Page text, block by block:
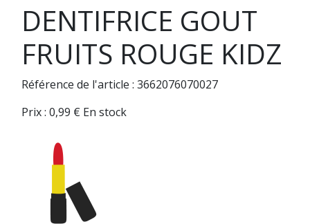
DENTIFRICE GOUT
FRUITS ROUGE KIDZ
Référence de l'article : 3662076070027
Prix : 0,99 € En stock